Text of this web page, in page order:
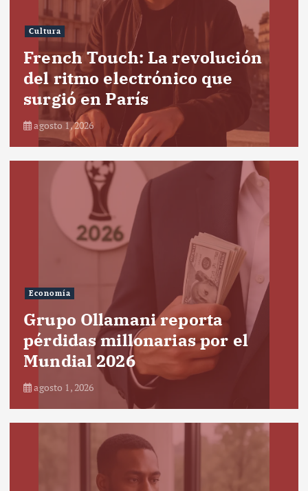
Cultura
French Touch: La revolución
del ritmo electrónico que
surgió en París
agosto 1, 2026
Economía
Grupo Ollamani reporta
pérdidas millonarias por el
Mundial 2026
agosto 1, 2026